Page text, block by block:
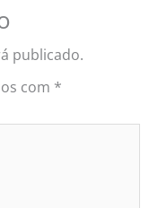
publicado.
com *